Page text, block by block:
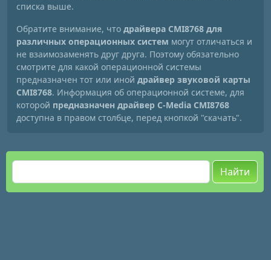
списка выше.
Обратите внимание, что драйвера CMI8768 для
различных операционных систем могут отличаться и
не взаимозаменять друг друга. Поэтому обязательно
смотрите для какой операционной системы
предназначен тот или иной драйвер звуковой карты
CMI8768. Информация об операционной системе, для
которой предназначен драйвер C-Media CMI8768
доступна в правом столбце, перед кнопкой "скачать".
Найти